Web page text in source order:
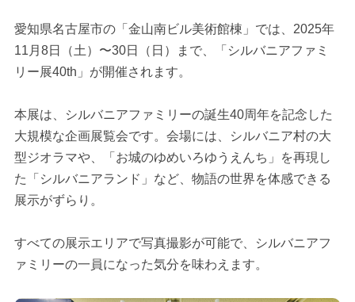
愛知県名古屋市の「金山南ビル美術館棟」では、2025年
11月8日（土）〜30日（日）まで、「シルバニアファミ
リー展40th」が開催されます。
本展は、シルバニアファミリーの誕生40周年を記念した
大規模な企画展覧会です。会場には、シルバニア村の大
型ジオラマや、「お城のゆめいろゆうえんち」を再現し
た「シルバニアランド」など、物語の世界を体感できる
展示がずらり。
すべての展示エリアで写真撮影が可能で、シルバニアフ
ァミリーの一員になった気分を味わえます。